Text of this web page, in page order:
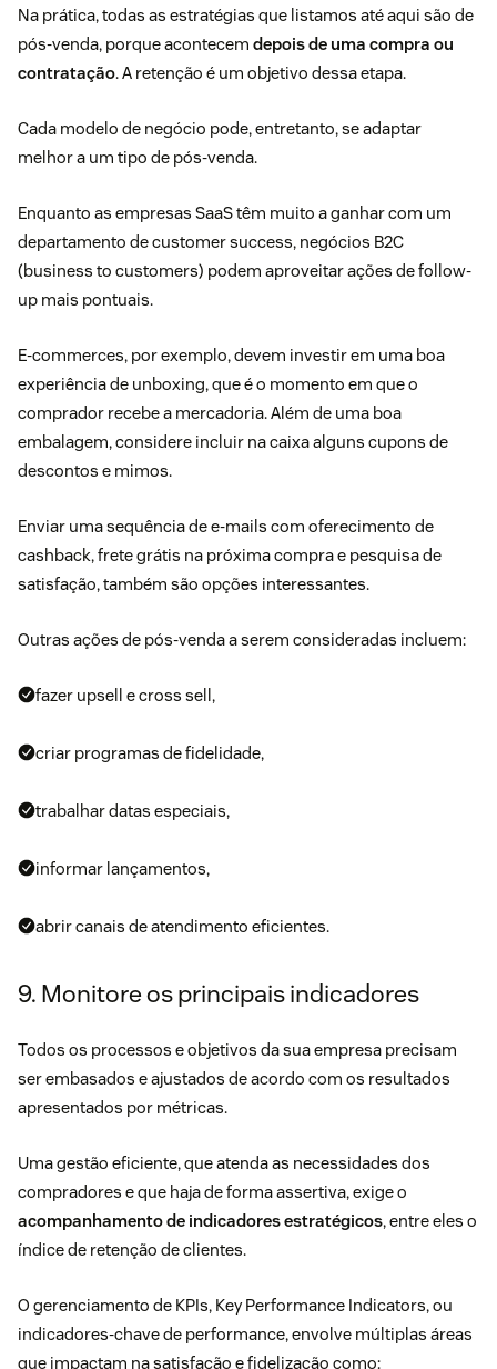
Na prática, todas as estratégias que listamos até aqui são de
pós-venda, porque acontecem depois de uma compra ou
contratação. A retenção é um objetivo dessa etapa.
Cada modelo de negócio pode, entretanto, se adaptar
melhor a um tipo de pós-venda.
Enquanto as empresas SaaS têm muito a ganhar com um
departamento de customer success, negócios B2C
(business to customers) podem aproveitar ações de follow-
up mais pontuais.
E-commerces, por exemplo, devem investir em uma boa
experiência de unboxing, que é o momento em que o
comprador recebe a mercadoria. Além de uma boa
embalagem, considere incluir na caixa alguns cupons de
descontos e mimos.
Enviar uma sequência de e-mails com oferecimento de
cashback, frete grátis na próxima compra e pesquisa de
satisfação, também são opções interessantes.
Outras ações de pós-venda a serem consideradas incluem:
fazer upsell e cross sell ,
criar programas de fidelidade,
trabalhar datas especiais,
informar lançamentos,
abrir canais de atendimento eficientes.
9. Monitore os principais indicadores
Todos os processos e objetivos da sua empresa precisam
ser embasados e ajustados de acordo com os resultados
apresentados por métricas.
Uma gestão eficiente, que atenda as necessidades dos
compradores e que haja de forma assertiva, exige o
acompanhamento de indicadores estratégicos, entre eles o
índice de retenção de clientes.
O gerenciamento de KPIs, Key Performance Indicators, ou
indicadores-chave de performance, envolve múltiplas áreas
que impactam na satisfação e fidelização como: